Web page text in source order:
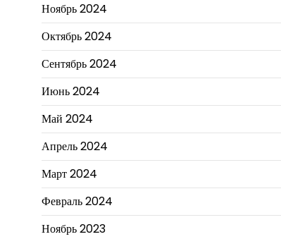
Ноябрь 2024
Октябрь 2024
Сентябрь 2024
Июнь 2024
Май 2024
Апрель 2024
Март 2024
Февраль 2024
Ноябрь 2023